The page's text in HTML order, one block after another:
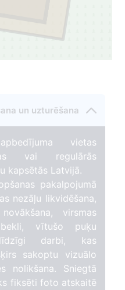
un uzturēšana
vietas
vai regulārās
kapsētās Latvijā.
pakalpojumā
nezāļu likvidēšana,
virsmas
vītušo puķu
darbi, kas
sakoptu vizuālo
nolikšana. Sniegtā
fiksēti foto atskaitē